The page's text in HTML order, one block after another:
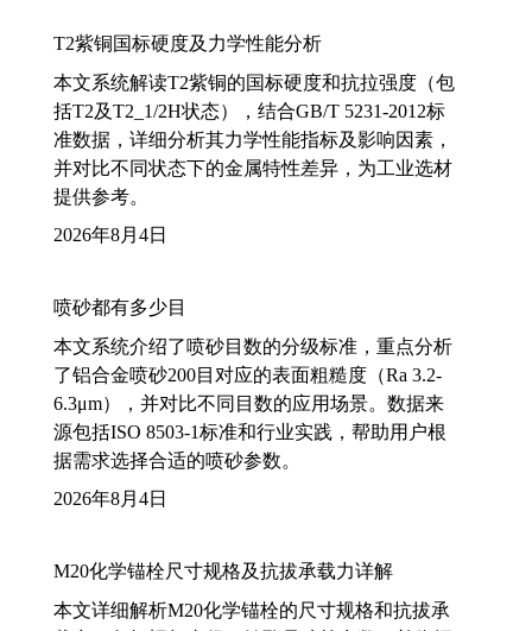
T2紫铜国标硬度及力学性能分析
本文系统解读T2紫铜的国标硬度和抗拉强度（包
括T2及T2_1/2H状态），结合GB/T 5231-2012标
准数据，详细分析其力学性能指标及影响因素，
并对比不同状态下的金属特性差异，为工业选材
提供参考。
2026年8月4日
喷砂都有多少目
本文系统介绍了喷砂目数的分级标准，重点分析
了铝合金喷砂200目对应的表面粗糙度（Ra 3.2-
6.3μm），并对比不同目数的应用场景。数据来
源包括ISO 8503-1标准和行业实践，帮助用户根
据需求选择合适的喷砂参数。
2026年8月4日
M20化学锚栓尺寸规格及抗拔承载力详解
本文详细解析M20化学锚栓的尺寸规格和抗拔承